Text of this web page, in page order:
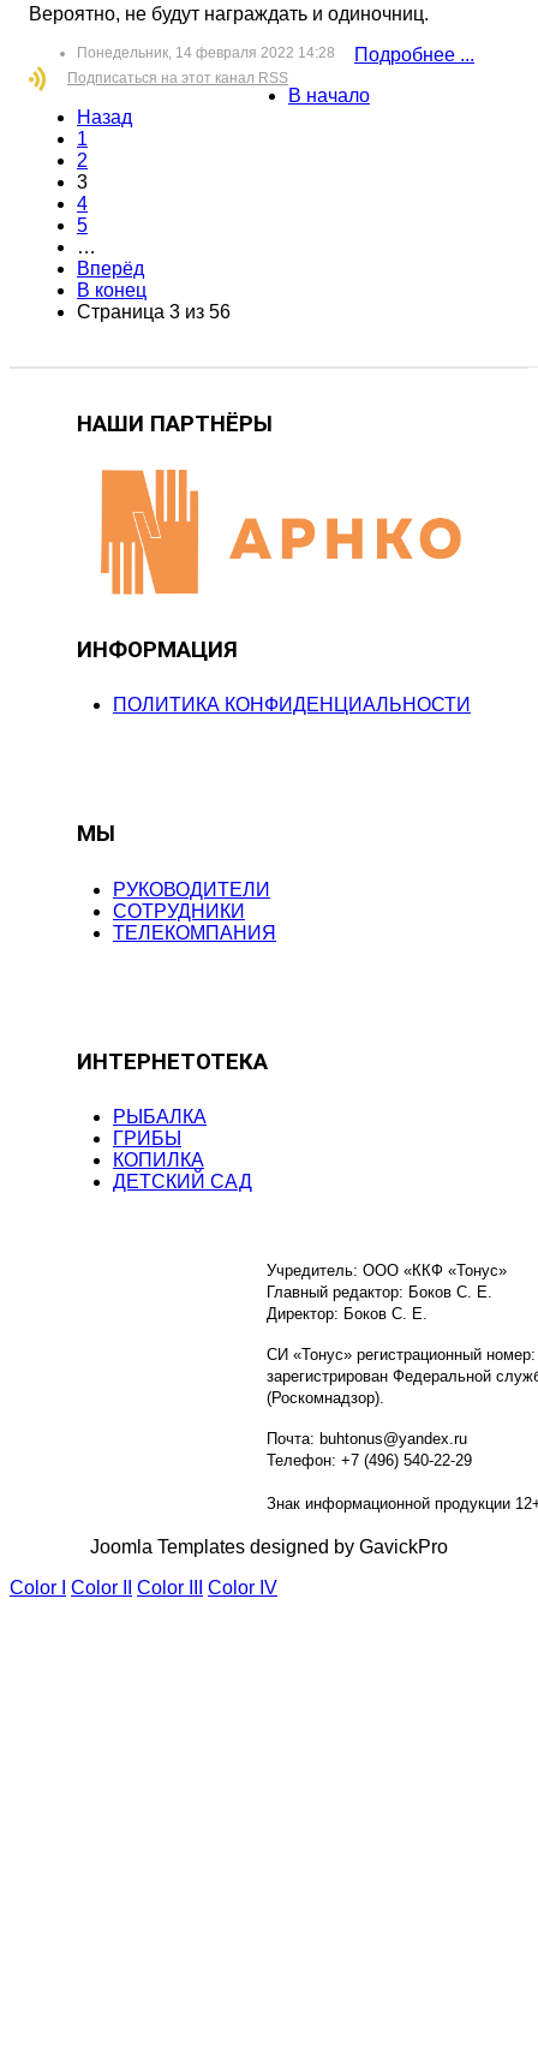
Вероятно, не будут награждать и одиночниц.
Понедельник, 14 февраля 2022 14:28 Подробнее ...
Подписаться на этот канал RSS
В начало
Назад
1
2
3
4
5
…
Вперёд
В конец
Страница 3 из 56
НАШИ ПАРТНЁРЫ
ИНФОРМАЦИЯ
ПОЛИТИКА КОНФИДЕНЦИАЛЬНОСТИ
МЫ
РУКОВОДИТЕЛИ
СОТРУДНИКИ
ТЕЛЕКОМПАНИЯ
ИНТЕРНЕТОТЕКА
РЫБАЛКА
ГРИБЫ
КОПИЛКА
ДЕТСКИЙ САД
Учредитель: ООО «ККФ «Тонус»
Главный редактор: Боков С. Е.
Директор: Боков С. Е.
СИ «Тонус» регистрационный
зарегистрирован Федеральной
(Роскомнадзор).
Почта: buhtonus@yandex.ru
Телефон: +7 (496) 540-22-29
Знак информационной продукции
Joomla Templates designed by GavickPro
Color I
Color II Color III Color IV